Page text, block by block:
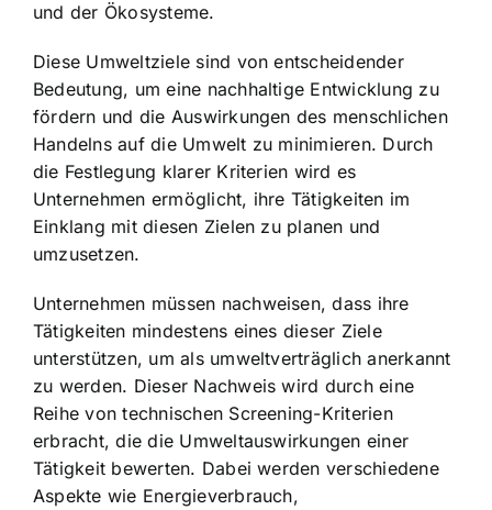
und der Ökosysteme.
Diese Umweltziele sind von entscheidender
Bedeutung, um eine nachhaltige Entwicklung zu
fördern und die Auswirkungen des menschlichen
Handelns auf die Umwelt zu minimieren. Durch
die Festlegung klarer Kriterien wird es
Unternehmen ermöglicht, ihre Tätigkeiten im
Einklang mit diesen Zielen zu planen und
umzusetzen.
Unternehmen müssen nachweisen, dass ihre
Tätigkeiten mindestens eines dieser Ziele
unterstützen, um als umweltverträglich anerkannt
zu werden. Dieser Nachweis wird durch eine
Reihe von technischen Screening-Kriterien
erbracht, die die Umweltauswirkungen einer
Tätigkeit bewerten. Dabei werden verschiedene
Aspekte wie Energieverbrauch,